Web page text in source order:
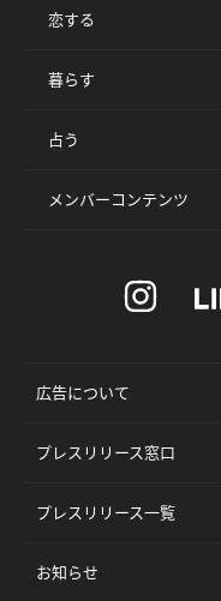
恋する
暮らす
占う
メンバーコンテンツ
広告について
プレスリリース窓口
プレスリリース一覧
お知らせ